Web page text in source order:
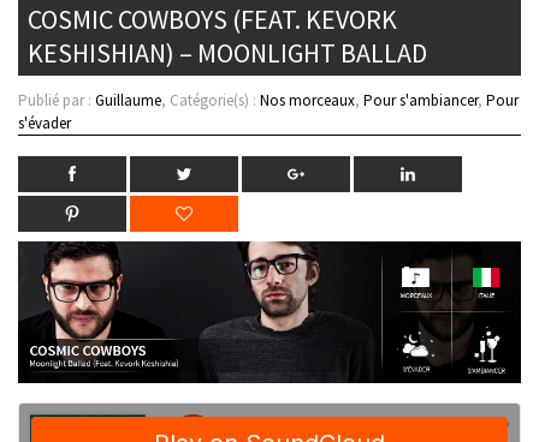
COSMIC COWBOYS (FEAT. KEVORK
KESHISHIAN) – MOONLIGHT BALLAD
Publié par : Guillaume, Catégorie(s) : Nos morceaux, Pour s'ambiancer, Pour
s'évader